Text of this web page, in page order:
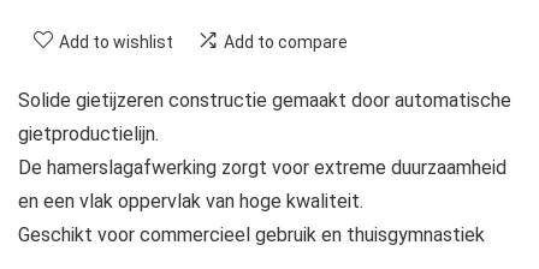
Add to wishlist Add to compare
Solide gietijzeren constructie gemaakt door automatische
gietproductielijn.
De hamerslagafwerking zorgt voor extreme duurzaamheid
en een vlak oppervlak van hoge kwaliteit.
Geschikt voor commercieel gebruik en thuisgymnastiek